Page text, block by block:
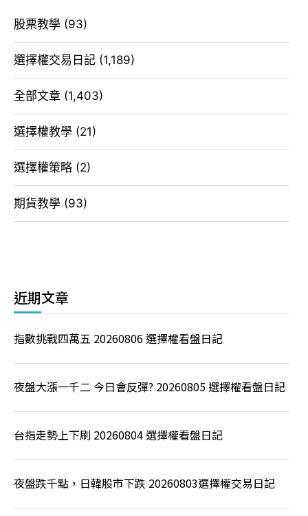
股票教學 (93)
選擇權交易日記 (1,189)
全部文章 (1,403)
選擇權教學 (21)
選擇權策略 (2)
期貨教學 (93)
近期文章
指數挑戰四萬五 20260806 選擇權看盤日記
夜盤大漲一千二 今日會反彈? 20260805 選擇權看盤日記
台指走勢上下刷 20260804 選擇權看盤日記
夜盤跌千點，日韓股市下跌 20260803選擇權交易日記